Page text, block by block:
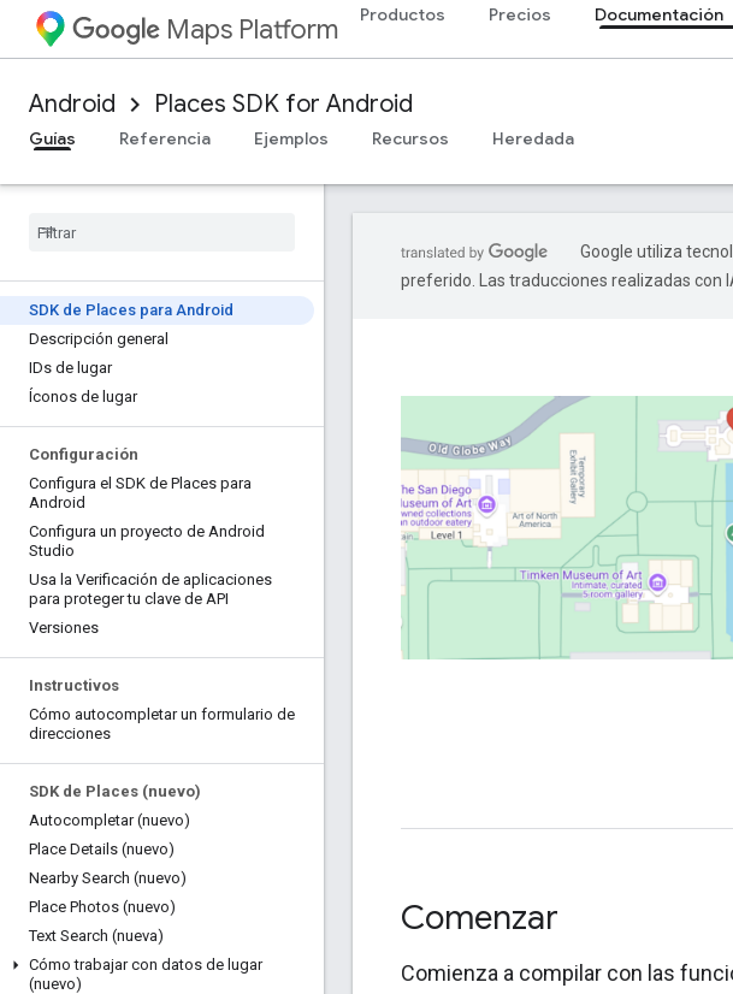
Maps Platform Productos Precios Documentación
Android Places SDK for Android
Guías
Referencia Ejemplos Recursos Heredada
SDK de Places para Android
Descripción general
IDs de lugar
Íconos de lugar
Configuración
Configura el SDK de Places para
Android
Configura un proyecto de Android
Studio
Usa la Verificación de aplicaciones
para proteger tu clave de API
Versiones
Instructivos
Cómo autocompletar un formulario de
direcciones
SDK de Places (nuevo)
Autocompletar (nuevo)
Place Details (nuevo)
Nearby Search (nuevo)
Place Photos (nuevo)
Text Search (nueva)
Cómo trabajar con datos de lugar
(nuevo)
Google utiliza
preferido. Las traducciones realizadas con
Comenzar
Comienza a compilar con las